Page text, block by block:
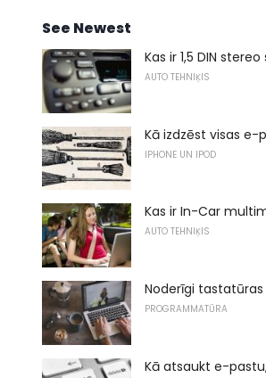
See Newest
Kas ir 1,5 DIN
AUTO TEHNIĶIS
Kā izdzēst visas e-
IPHONE UN IPOD
Kas ir In-Car
AUTO TEHNIĶIS
Noderīgi
PROGRAMMATŪRA
Kā atsaukt e-